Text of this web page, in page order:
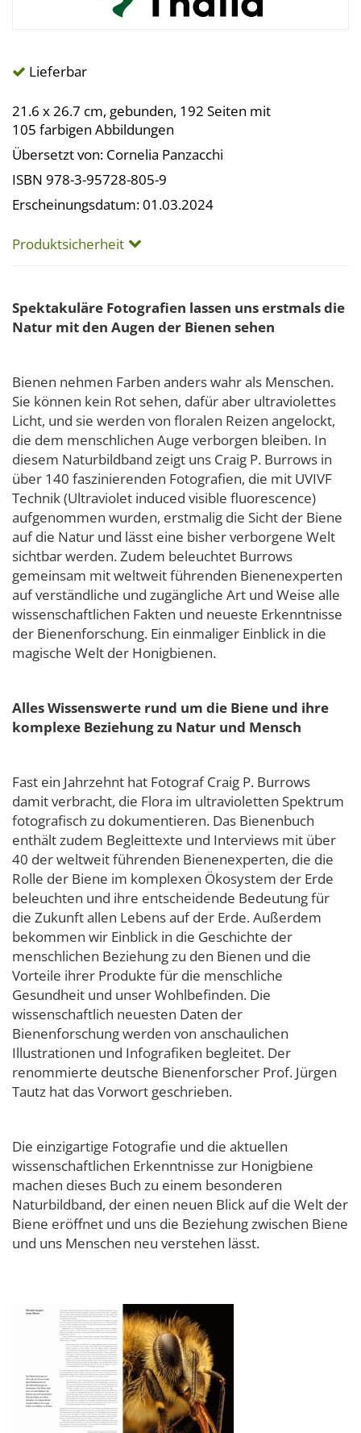
Lieferbar
21.6 x 26.7 cm, gebunden, 192 Seiten mit
105 farbigen Abbildungen
Übersetzt von: Cornelia Panzacchi
ISBN 978-3-95728-805-9
Erscheinungsdatum: 01.03.2024
Produktsicherheit
Spektakuläre Fotografien lassen uns erstmals die
Natur mit den Augen der Bienen sehen
Bienen nehmen Farben anders wahr als Menschen.
Sie können kein Rot sehen, dafür aber ultraviolettes
Licht, und sie werden von floralen Reizen angelockt,
die dem menschlichen Auge verborgen bleiben. In
diesem Naturbildband zeigt uns Craig P. Burrows in
über 140 faszinierenden Fotografien, die mit UVIVF
Technik (Ultraviolet induced visible fluorescence)
aufgenommen wurden, erstmalig die Sicht der Biene
auf die Natur und lässt eine bisher verborgene Welt
sichtbar werden. Zudem beleuchtet Burrows
gemeinsam mit weltweit führenden Bienenexperten
auf verständliche und zugängliche Art und Weise alle
wissenschaftlichen Fakten und neueste Erkenntnisse
der Bienenforschung. Ein einmaliger Einblick in die
magische Welt der Honigbienen.
Alles Wissenswerte rund um die Biene und ihre
komplexe Beziehung zu Natur und Mensch
Fast ein Jahrzehnt hat Fotograf Craig P. Burrows
damit verbracht, die Flora im ultravioletten Spektrum
fotografisch zu dokumentieren. Das Bienenbuch
enthält zudem Begleittexte und Interviews mit über
40 der weltweit führenden Bienenexperten, die die
Rolle der Biene im komplexen Ökosystem der Erde
beleuchten und ihre entscheidende Bedeutung für
die Zukunft allen Lebens auf der Erde. Außerdem
bekommen wir Einblick in die Geschichte der
menschlichen Beziehung zu den Bienen und die
Vorteile ihrer Produkte für die menschliche
Gesundheit und unser Wohlbefinden. Die
wissenschaftlich neuesten Daten der
Bienenforschung werden von anschaulichen
Illustrationen und Infografiken begleitet. Der
renommierte deutsche Bienenforscher Prof. Jürgen
Tautz hat das Vorwort geschrieben.
Die einzigartige Fotografie und die aktuellen
wissenschaftlichen Erkenntnisse zur Honigbiene
machen dieses Buch zu einem besonderen
Naturbildband, der einen neuen Blick auf die Welt der
Biene eröffnet und uns die Beziehung zwischen Biene
und uns Menschen neu verstehen lässt.